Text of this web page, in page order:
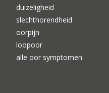
duizeligheid
slechthorendheid
oorpijn
loopoor
alle oor symptomen